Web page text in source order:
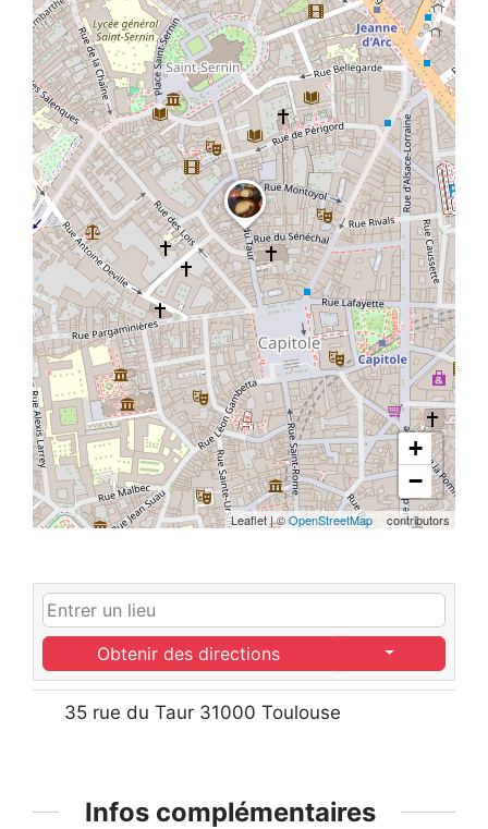
+
−
Leaflet|©OpenStreetMap contributors
Obtenir des directions
35 rue du Taur 31000 Toulouse
Infos complémentaires